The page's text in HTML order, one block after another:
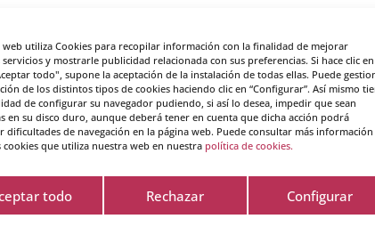
web utiliza Cookies para recopilar información con la finalidad de mejorar
y mostrarle publicidad relacionada con sus preferencias. Si hace clic
todo", supone la aceptación de la instalación de todas ellas. Puede
de los distintos tipos de cookies haciendo clic en “Configurar”. Así mismo
de configurar su navegador pudiendo, si así lo desea, impedir que sean
en su disco duro, aunque deberá tener en cuenta que dicha acción podrá
dificultades de navegación en la página web. Puede consultar más información
cookies que utiliza nuestra web en nuestra política de cookies.
todo Rechazar Configurar
en el mundo del mindfulness. Es una formación
de especialización y una valiosa diferenciación. Es
coaching, crea una buena combinación para destacar como
formación completa que puede impulsar tu carrera si se
cursos de formación, el mindfulness tiene aplicación
motivación interna, trabajo en equipo, liderazgo,
integrar en la vida